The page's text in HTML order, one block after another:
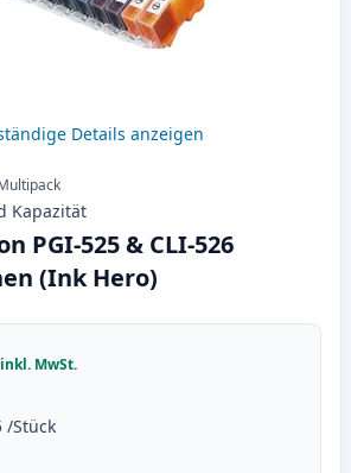
Details anzeigen
Kapazität
PGI-525 & CLI-526
(Ink Hero)
inkl. MwSt.
/Stück